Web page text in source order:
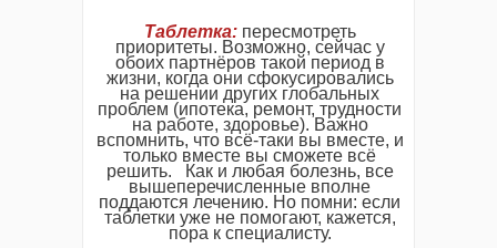
Таблетка:пересмотреть
приоритеты. Возможно, сейчас у
обоих партнёров такой период в
жизни, когда они сфокусировались
на решении других глобальных
проблем (ипотека, ремонт, трудности
на работе, здоровье). Важно
вспомнить, что всё-таки вы вместе, и
только вместе вы сможете всё
решить. Как и любая болезнь, все
вышеперечисленные вполне
поддаются лечению. Но помни: если
таблетки уже не помогают, кажется,
пора к специалисту.